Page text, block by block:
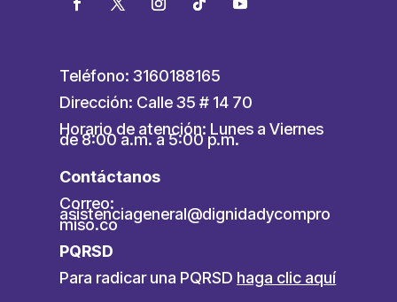
Teléfono: 3160188165
Dirección: Calle 35 # 14 70
Horario de atención: Lunes a Viernes
de 8:00 a.m. a 5:00 p.m.
Contáctanos
Correo:
asistenciageneral@dignidadycompro
miso.co
PQRSD
Para radicar una PQRSD haga clic aquí